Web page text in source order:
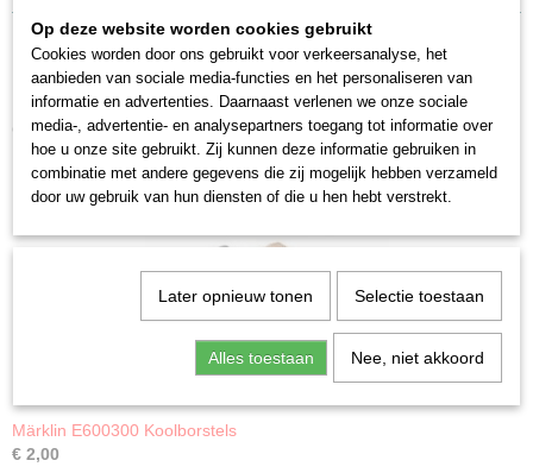
Staat
Nieuw
Ook interessant
Märklin E600300 Koolborstels
€ 2,00
Op deze website worden cookies gebruikt
Cookies worden door ons gebruikt voor verkeersanalyse, het
aanbieden van sociale media-functies en het personaliseren van
informatie en advertenties. Daarnaast verlenen we onze sociale
media-, advertentie- en analysepartners toegang tot informatie over
hoe u onze site gebruikt. Zij kunnen deze informatie gebruiken in
combinatie met andere gegevens die zij mogelijk hebben verzameld
door uw gebruik van hun diensten of die u hen hebt verstrekt.
Later opnieuw tonen Selectie toestaan
Alles toestaan Nee, niet akkoord